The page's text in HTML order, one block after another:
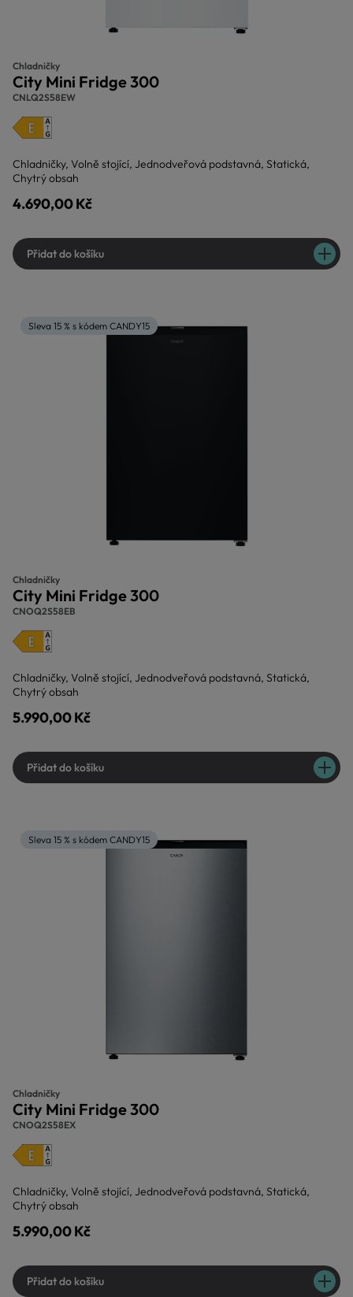
Chladničky
City Mini Fridge 300
CNLQ2S58EW
Chladničky, Volně stojící, Jednodveřová podstavná, Statická,
Chytrý obsah
4.690,00 Kč
Přidat do košíku
Sleva 15 % s kódem CANDY15
Chladničky
City Mini Fridge 300
CNOQ2S58EB
Chladničky, Volně stojící, Jednodveřová podstavná, Statická,
Chytrý obsah
5.990,00 Kč
Přidat do košíku
Sleva 15 % s kódem CANDY15
Chladničky
City Mini Fridge 300
CNOQ2S58EX
Chladničky, Volně stojící, Jednodveřová podstavná, Statická,
Chytrý obsah
5.990,00 Kč
Přidat do košíku